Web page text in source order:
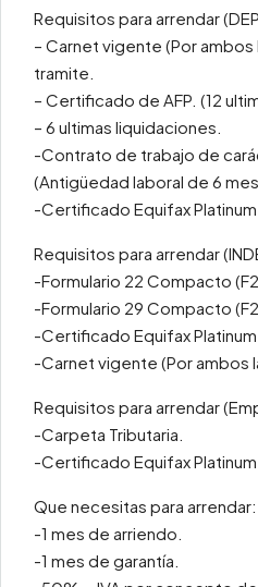
Requisitos para arrendar
– Carnet vigente (Por
tramite.
– Certificado de AFP. (12
– 6 ultimas liquidaciones.
-Contrato de trabajo de
(Antigüedad laboral de 6
-Certificado Equifax Platinum
Requisitos para arrendar
-Formulario 22 Compacto
-Formulario 29 Compacto
-Certificado Equifax Platinum
-Carnet vigente (Por ambos
Requisitos para arrendar
-Carpeta Tributaria.
-Certificado Equifax Platinum
Que necesitas para arrendar:
-1 mes de arriendo.
-1 mes de garantía.